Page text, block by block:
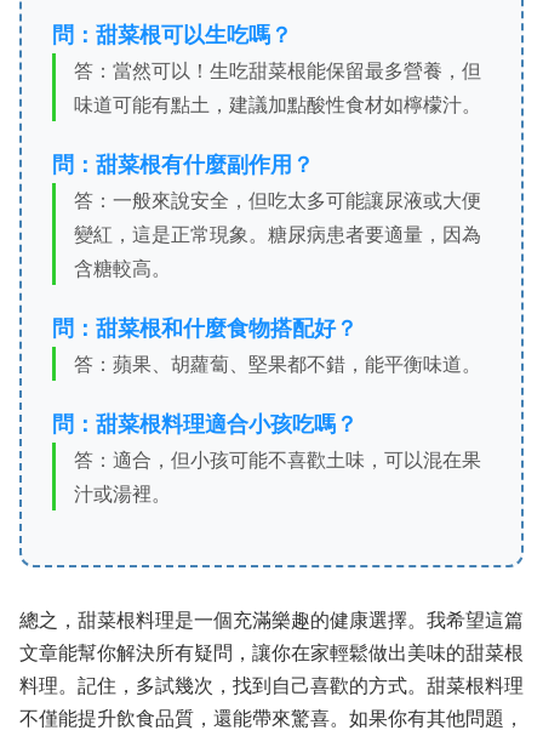
問：甜菜根可以生吃嗎？
答：當然可以！生吃甜菜根能保留最多營養，但
味道可能有點土，建議加點酸性食材如檸檬汁。
問：甜菜根有什麼副作用？
答：一般來說安全，但吃太多可能讓尿液或大便
變紅，這是正常現象。糖尿病患者要適量，因為
含糖較高。
問：甜菜根和什麼食物搭配好？
答：蘋果、胡蘿蔔、堅果都不錯，能平衡味道。
問：甜菜根料理適合小孩吃嗎？
答：適合，但小孩可能不喜歡土味，可以混在果
汁或湯裡。
總之，甜菜根料理是一個充滿樂趣的健康選擇。我希望這篇
文章能幫你解決所有疑問，讓你在家輕鬆做出美味的甜菜根
料理。記住，多試幾次，找到自己喜歡的方式。甜菜根料理
不僅能提升飲食品質，還能帶來驚喜。如果你有其他問題，